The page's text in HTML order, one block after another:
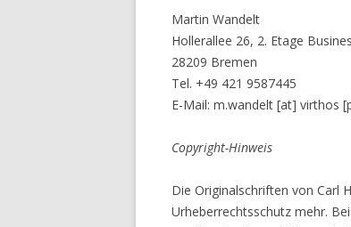
Martin Wandelt
Hollerallee 26, 2. Etage
28209 Bremen
Tel. +49 421 9587445
E-Mail: m.wandelt [at] virthos
Copyright-Hinweis
Die Originalschriften von Carl
Urheberrechtsschutz mehr.